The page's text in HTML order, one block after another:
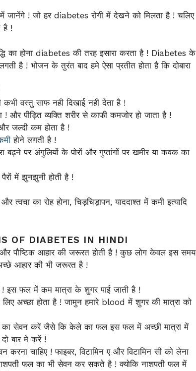
! जो हर diabetes रोगी में देखने को मिलता है ! चलिए
है !
का होना diabetes की तरह इसारा करता है ! Diabetes के
है ! भोजन के तुरंत बाद हमे ऐसा प्रतीत होता है कि दोबारा
वस्तु साफ नही दिखाई नही देता है !
और पीड़ित व्यक्ति शरीर से काफी कमजोर हो जाता है !
जल्दी कम होता है !
होने लगती है !
बढ़ने पर अंगुलियों के पोरों और गुप्तांगों पर खमीर या कवक का
में झुनझुनी होती है !
का रोह होना, चिड़चिड़ापन, याददाश्त में कमी इत्यादि
OF DIABETES IN HINDI
पौष्टिक आहार की जरूरत होती है ! कुछ लोग केवल इस समय
आहार की भी जरूरत है !
इस फल में कम मात्रा के शुगर पाई जाती है !
अच्छा होता है ! जामुन हमारे blood में शुगर की मात्रा को
सेवन करें जैसे कि केले का फल इस फल में अच्छी मात्रा में
बार मे करें !
चाहिए ! फाइबर, विटामिन ए और विटामिन सी को लेना
फल का भी सेवन कर सकते है ! क्योकि नाशपती फल में